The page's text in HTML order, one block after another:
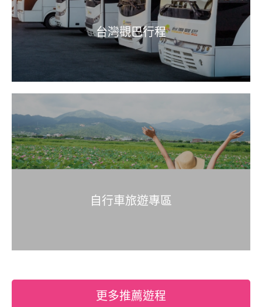
台灣觀巴行程
自行車旅遊專區
更多推薦遊程